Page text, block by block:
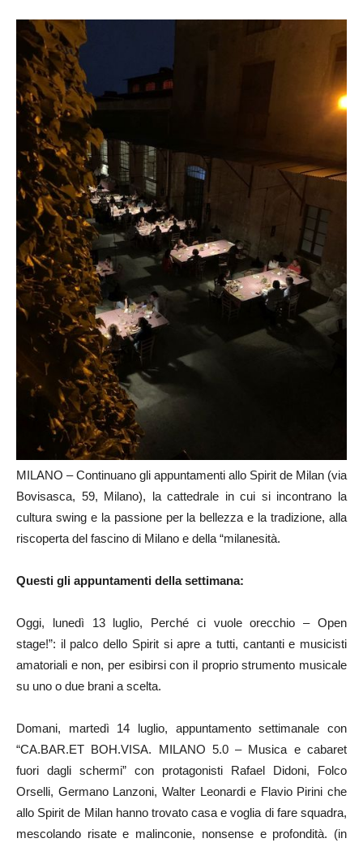
MILANO – Continuano gli appuntamenti allo Spirit de Milan (via
Bovisasca, 59, Milano), la cattedrale in cui si incontrano la
cultura swing e la passione per la bellezza e la tradizione, alla
riscoperta del fascino di Milano e della “milanesità.
Questi gli appuntamenti della settimana:
Oggi, lunedì 13 luglio, Perché ci vuole orecchio – Open
stage!”: il palco dello Spirit si apre a tutti, cantanti e musicisti
amatoriali e non, per esibirsi con il proprio strumento musicale
su uno o due brani a scelta.
Domani, martedì 14 luglio, appuntamento settimanale con
“CA.BAR.ET BOH.VISA. MILANO 5.0 – Musica e cabaret
fuori dagli schermi” con protagonisti Rafael Didoni, Folco
Orselli, Germano Lanzoni, Walter Leonardi e Flavio Pirini che
allo Spirit de Milan hanno trovato casa e voglia di fare squadra,
mescolando risate e malinconie, nonsense e profondità. (in